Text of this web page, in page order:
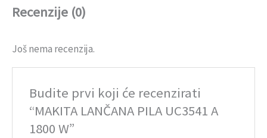
Recenzije (0)
Još nema recenzija.
Budite prvi koji će recenzirati
“MAKITA LANČANA PILA UC3541 A
1800 W”